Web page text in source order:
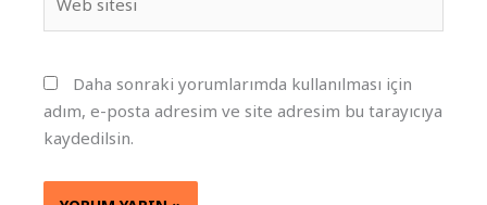
sitesi
Daha sonraki yorumlarımda kullanılması için
adım, e-posta adresim ve site adresim bu tarayıcıya
kaydedilsin.